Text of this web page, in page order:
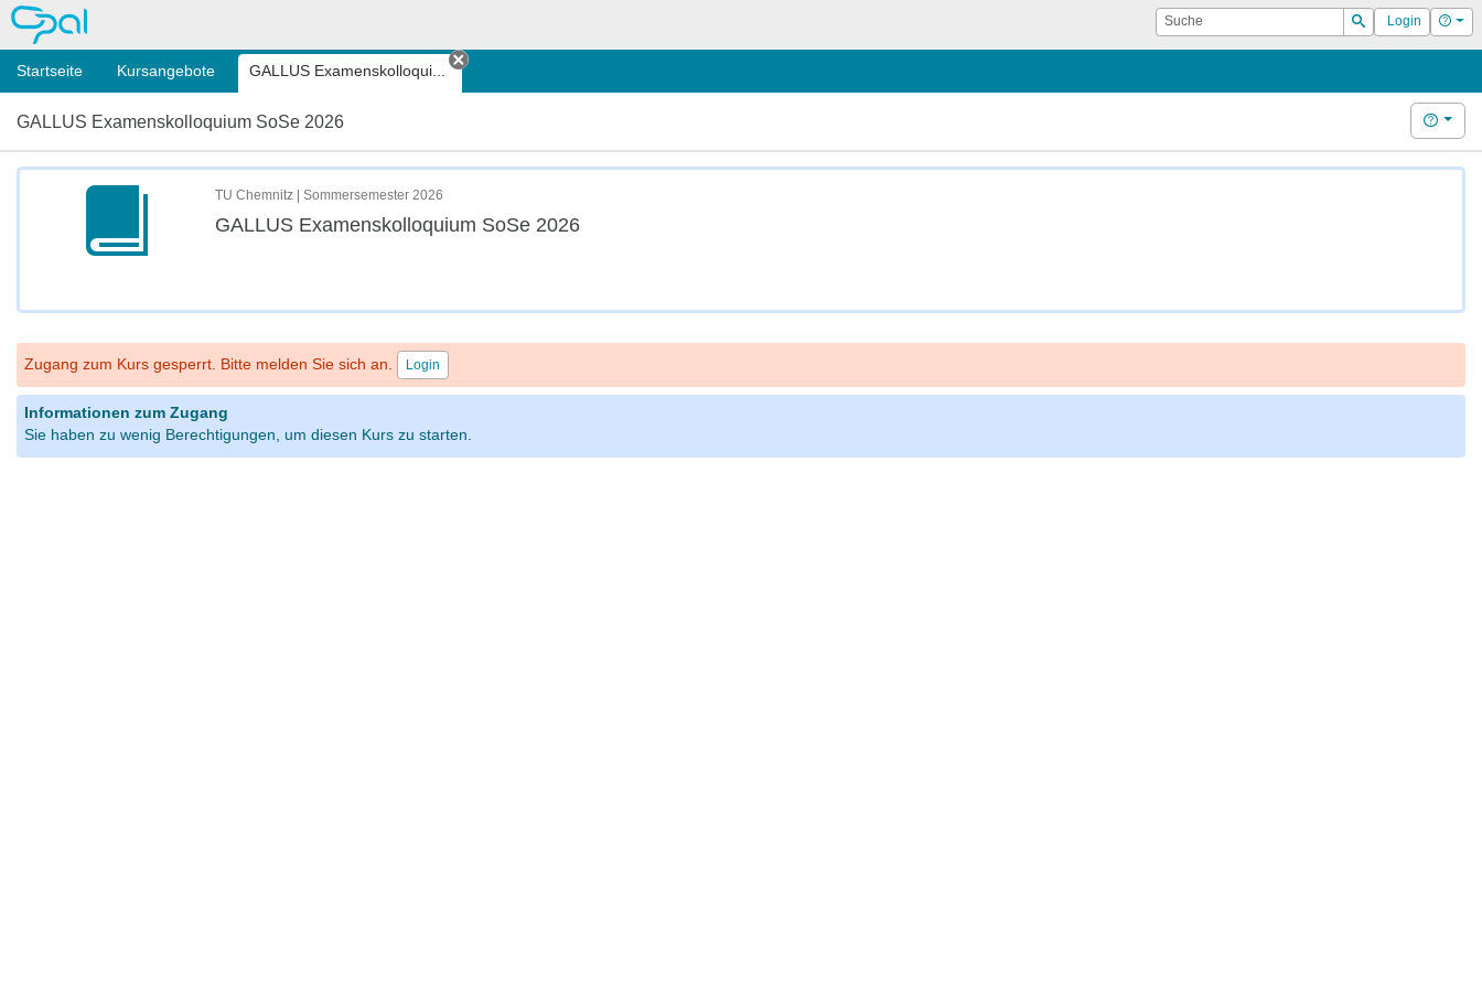
OPAL Suche
Suchen
Login Hilfe
Startseite Kursangebote GALLUS Examenskolloqui...
Tab schließen
GALLUS Examenskolloquium SoSe 2026 Hilfe
TU Chemnitz | Sommersemester 2026
GALLUS Examenskolloquium SoSe 2026
Zugang zum Kurs gesperrt. Bitte melden Sie sich an. Login
Informationen zum Zugang
Sie haben zu wenig Berechtigungen, um diesen Kurs zu starten.